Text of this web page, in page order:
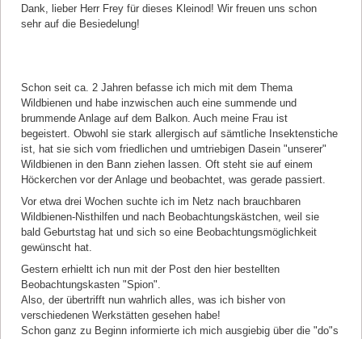
Dank, lieber Herr Frey für dieses Kleinod! Wir freuen uns schon
sehr auf die Besiedelung!
Schon seit ca. 2 Jahren befasse ich mich mit dem Thema
Wildbienen und habe inzwischen auch eine summende und
brummende Anlage auf dem Balkon. Auch meine Frau ist
begeistert. Obwohl sie stark allergisch auf sämtliche Insektenstiche
ist, hat sie sich vom friedlichen und umtriebigen Dasein "unserer"
Wildbienen in den Bann ziehen lassen. Oft steht sie auf einem
Höckerchen vor der Anlage und beobachtet, was gerade passiert.
Vor etwa drei Wochen suchte ich im Netz nach brauchbaren
Wildbienen-Nisthilfen und nach Beobachtungskästchen, weil sie
bald Geburtstag hat und sich so eine Beobachtungsmöglichkeit
gewünscht hat.
Gestern erhieltt ich nun mit der Post den hier bestellten
Beobachtungskasten "Spion".
Also, der übertrifft nun wahrlich alles, was ich bisher von
verschiedenen Werkstätten gesehen habe!
Schon ganz zu Beginn informierte ich mich ausgiebig über die "do"s